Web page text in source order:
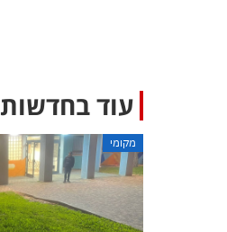
עוד בחדשות
מקומי